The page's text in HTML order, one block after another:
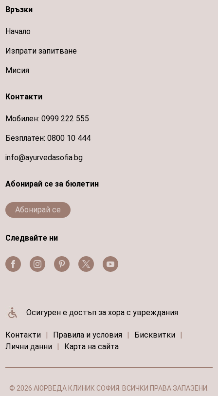
Връзки
Начало
Изпрати запитване
Мисия
Контакти
Мобилен:0999 222 555
Безплатен:0800 10 444
info@ayurvedasofia.bg
Абонирай се за бюлетин
Абонирай се
Следвайте ни
Осигурен е достъп за хора с увреждания
Контакти | Правила и условия | Бисквитки |
Лични данни | Карта на сайта
© 2026 АЮРВЕДА КЛИНИК СОФИЯ. ВСИЧКИ ПРАВА ЗАПАЗЕНИ.